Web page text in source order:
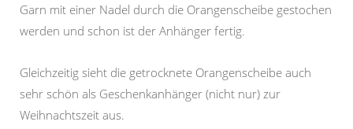
Garn mit einer Nadel durch die Orangenscheibe gestochen
werden und schon ist der Anhänger fertig.
Gleichzeitig sieht die getrocknete Orangenscheibe auch
sehr schön als Geschenkanhänger (nicht nur) zur
Weihnachtszeit aus.